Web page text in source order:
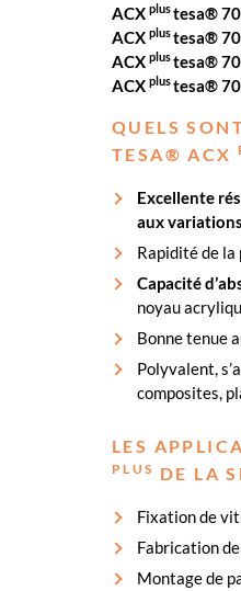
ACX plustesa®
ACX plustesa®
ACX plustesa®
ACX plustesa®
QUELS
TESA® ACX
Excellente
aux
Rapidité de la
Capacité
noyau
Bonne tenue
Polyvalent,
composites,
LES
PLUS DE LA
Fixation de
Fabrication
Montage de